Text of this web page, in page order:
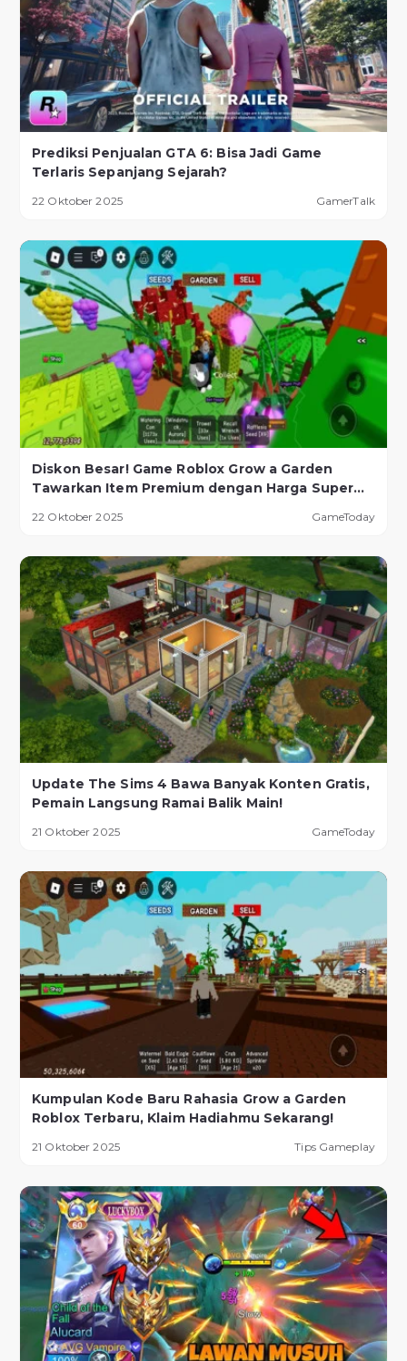
Prediksi Penjualan GTA 6: Bisa Jadi Game
Terlaris Sepanjang Sejarah?
22 Oktober 2025 GamerTalk
Diskon Besar! Game Roblox Grow a Garden
Tawarkan Item Premium dengan Harga Super
22 Oktober 2025 GameToday
Update The Sims 4 Bawa Banyak Konten Gratis,
Pemain Langsung Ramai Balik Main!
21 Oktober 2025 GameToday
Kumpulan Kode Baru Rahasia Grow a Garden
Roblox Terbaru, Klaim Hadiahmu Sekarang!
21 Oktober 2025 Tips Gameplay